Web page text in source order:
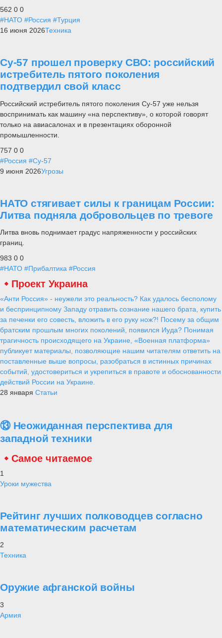
562 0 0
#НАТО #Россия #Турция
16 июня 2026Техника
Су-57 прошел проверку СВО: российский
истребитель пятого поколения
подтвердил свой класс
Российский истребитель пятого поколения Су-57 уже нельзя
воспринимать как машину «на перспективу», о которой говорят
только на авиасалонах и в презентациях оборонной
промышленности.
757 0 0
#Россия #Су-57
9 июня 2026Угрозы
НАТО стягивает силы к границам России:
Литва подняла добровольцев по тревоге
Литва вновь поднимает градус напряженности у российских
границ.
983 0 0
#НАТО #Прибалтика #Россия
Проект Украина
«Анти Россия» - неужели это реальность? Как удалось бесполому
и беспринципному Западу отравить сознание нашего брата, купить
за печенки его совесть, вложить в его руку нож?! Посему за общим
братским прошлым многих поколений, появился Иуда? Понимая
трагичность происходящего на Украине, «Военная платформа»
публикует материалы, позволяющие нашим читателям ответить на
поставленные выше вопросы, разобраться в истинных причинах
событий, удостовериться и укрепиться в правоте и обоснованности
действий России на Украине.
28 января Статьи
⑬ Неожиданная перспектива для
западной техники
Самое читаемое
1
Уроки мужества
Рейтинг лучших полководцев согласно
математическим расчетам
2
Техника
Оружие афганской войны
3
Армия